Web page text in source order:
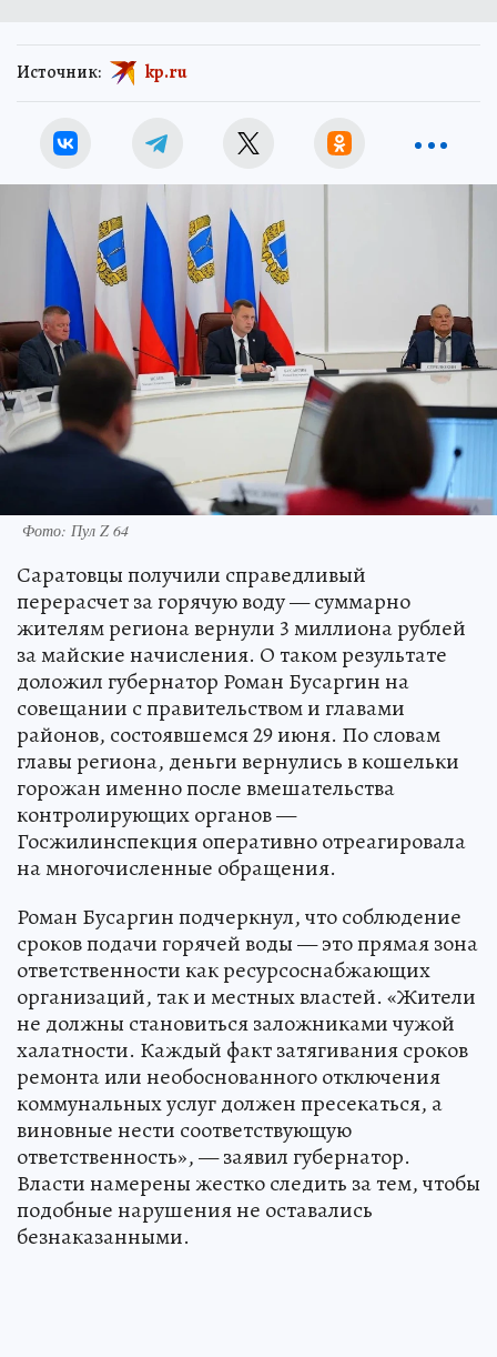
Источник: kp.ru
Фото: Пул Z 64
Саратовцы получили справедливый
перерасчет за горячую воду — суммарно
жителям региона вернули 3 миллиона рублей
за майские начисления. О таком результате
доложил губернатор Роман Бусаргин на
совещании с правительством и главами
районов, состоявшемся 29 июня. По словам
главы региона, деньги вернулись в кошельки
горожан именно после вмешательства
контролирующих органов —
Госжилинспекция оперативно отреагировала
на многочисленные обращения.
Роман Бусаргин подчеркнул, что соблюдение
сроков подачи горячей воды — это прямая зона
ответственности как ресурсоснабжающих
организаций, так и местных властей. «Жители
не должны становиться заложниками чужой
халатности. Каждый факт затягивания сроков
ремонта или необоснованного отключения
коммунальных услуг должен пресекаться, а
виновные нести соответствующую
ответственность», — заявил губернатор.
Власти намерены жестко следить за тем, чтобы
подобные нарушения не оставались
безнаказанными.